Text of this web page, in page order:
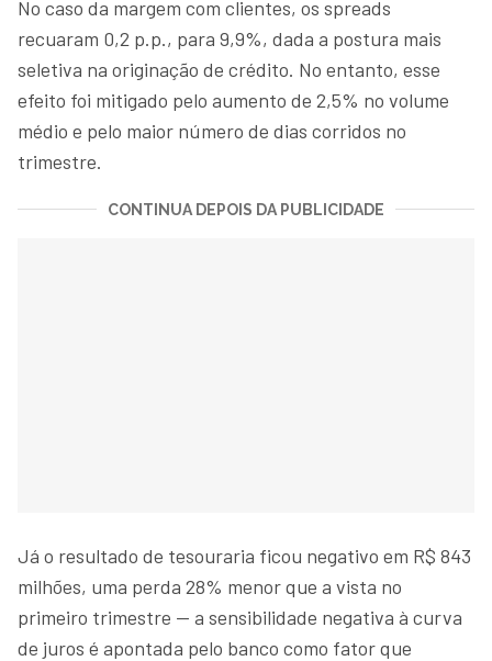
No caso da margem com clientes, os spreads
recuaram 0,2 p.p., para 9,9%, dada a postura mais
seletiva na originação de crédito. No entanto, esse
efeito foi mitigado pelo aumento de 2,5% no volume
médio e pelo maior número de dias corridos no
trimestre.
CONTINUA DEPOIS DA PUBLICIDADE
Já o resultado de tesouraria ficou negativo em R$ 843
milhões, uma perda 28% menor que a vista no
primeiro trimestre — a sensibilidade negativa à curva
de juros é apontada pelo banco como fator que